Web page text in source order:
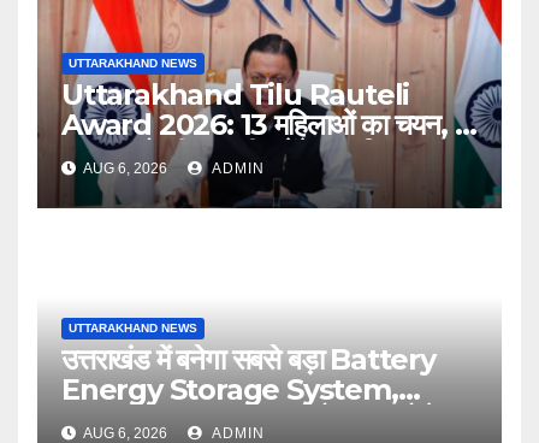
UTTARAKHAND NEWS
Uttarakhand Tilu Rauteli
Award 2026: 13 महिलाओं का चयन, 8
अगस्त को सीएम धामी करेंगे सम्मानित
AUG 6, 2026 ADMIN
UTTARAKHAND NEWS
उत्तराखंड में बनेगा सबसे बड़ा Battery
Energy Storage System,
UJVNL लगाएगा 352 करोड़ का प्रोजेक्ट
AUG 6, 2026 ADMIN